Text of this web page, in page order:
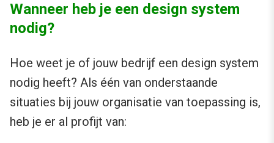
Wanneer heb je een design system
nodig?
Hoe weet je of jouw bedrijf een design system
nodig heeft? Als één van onderstaande
situaties bij jouw organisatie van toepassing is,
heb je er al profijt van: